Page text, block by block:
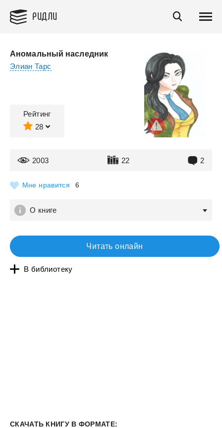
РИДЛИ
Аномальный наследник
Элиан Тарс
Рейтинг
28
2003 22 2
Мне нравится 6
О книге
Читать онлайн
В библиотеку
СКАЧАТЬ КНИГУ В ФОРМАТЕ: